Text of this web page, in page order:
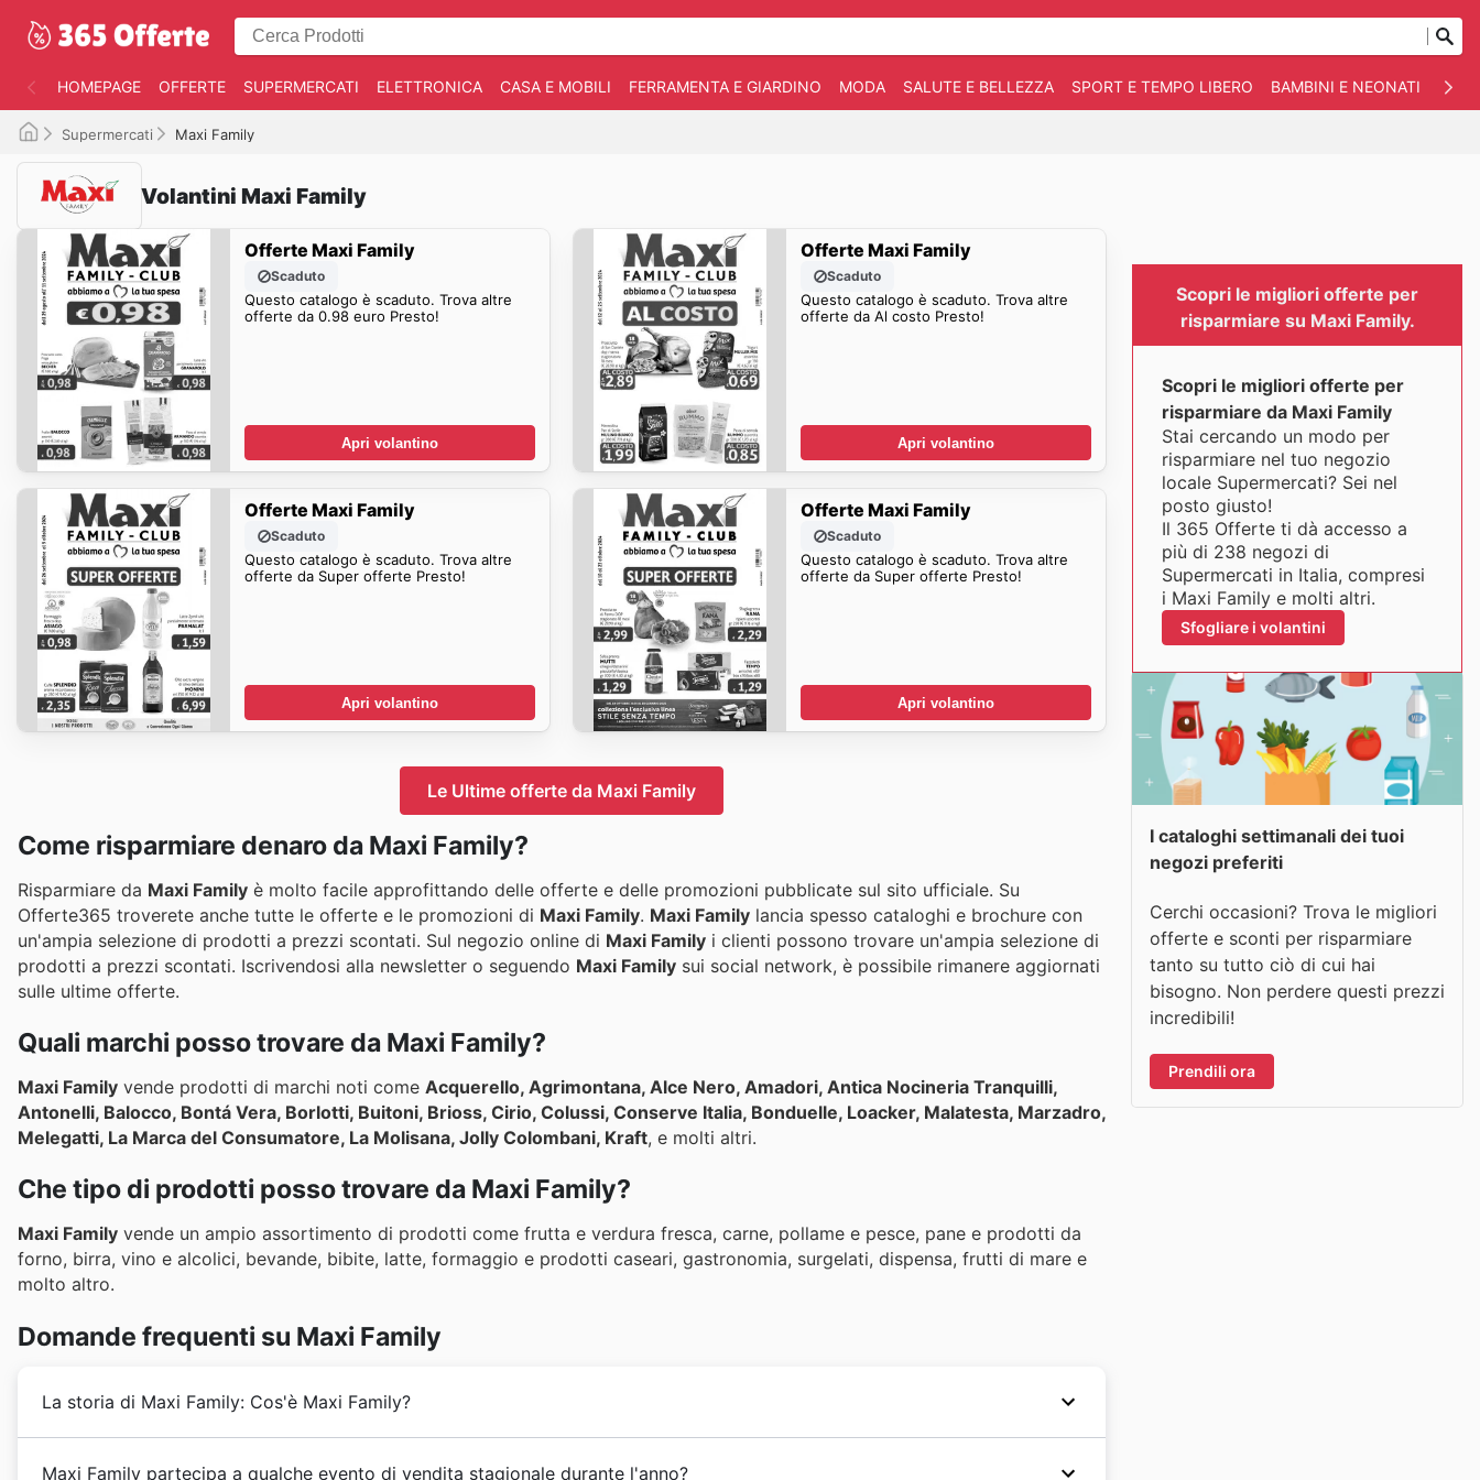
HOMEPAGE OFFERTE SUPERMERCATI ELETTRONICA CASA E MOBILI FERRAMENTA E GIARDINO MODA SALUTE E BELLEZZA SPORT E TEMPO LIBERO BAMBINI E NEONATI
Supermercati Maxi Family
Volantini Maxi Family
Offerte Maxi Family
Scaduto
Questo catalogo è scaduto. Trova altre
offerte da 0.98 euro Presto!
Apri volantino
Offerte Maxi Family
Scaduto
Questo catalogo è scaduto. Trova altre
offerte da Al costo Presto!
Apri volantino
Offerte Maxi Family
Scaduto
Questo catalogo è scaduto. Trova altre
offerte da Super offerte Presto!
Apri volantino
Offerte Maxi Family
Scaduto
Questo catalogo è scaduto. Trova altre
offerte da Super offerte Presto!
Apri volantino
Le Ultime offerte da Maxi Family
Come risparmiare denaro da Maxi Family?
Risparmiare da Maxi Family è molto facile approfittando delle offerte e delle promozioni pubblicate sul sito ufficiale. Su
Offerte365 troverete anche tutte le offerte e le promozioni di Maxi Family. Maxi Family lancia spesso cataloghi e brochure con
un'ampia selezione di prodotti a prezzi scontati. Sul negozio online di Maxi Family i clienti possono trovare un'ampia selezione di
prodotti a prezzi scontati. Iscrivendosi alla newsletter o seguendo Maxi Family sui social network, è possibile rimanere aggiornati
sulle ultime offerte.
Quali marchi posso trovare da Maxi Family?
Maxi Family vende prodotti di marchi noti come Acquerello, Agrimontana, Alce Nero, Amadori, Antica Nocineria Tranquilli,
Antonelli, Balocco, Bontá Vera, Borlotti, Buitoni, Brioss, Cirio, Colussi, Conserve Italia, Bonduelle, Loacker, Malatesta, Marzadro,
Melegatti, La Marca del Consumatore, La Molisana, Jolly Colombani, Kraft, e molti altri.
Che tipo di prodotti posso trovare da Maxi Family?
Maxi Family vende un ampio assortimento di prodotti come frutta e verdura fresca, carne, pollame e pesce, pane e prodotti da
forno, birra, vino e alcolici, bevande, bibite, latte, formaggio e prodotti caseari, gastronomia, surgelati, dispensa, frutti di mare e
molto altro.
Domande frequenti su Maxi Family
La storia di Maxi Family: Cos'è Maxi Family?
Maxi Family partecipa a qualche evento di vendita stagionale durante l'anno?
Scopri le migliori offerte per
risparmiare su Maxi Family.
Scopri le migliori offerte per
risparmiare da Maxi Family
Stai cercando un modo per
risparmiare nel tuo negozio
locale Supermercati? Sei nel
posto giusto!
Il 365 Offerte ti dà accesso a
più di 238 negozi di
Supermercati in Italia, compresi
i Maxi Family e molti altri.
Sfogliare i volantini
I cataloghi settimanali dei tuoi
negozi preferiti
Cerchi occasioni? Trova le migliori
offerte e sconti per risparmiare
tanto su tutto ciò di cui hai
bisogno. Non perdere questi prezzi
incredibili!
Prendili ora